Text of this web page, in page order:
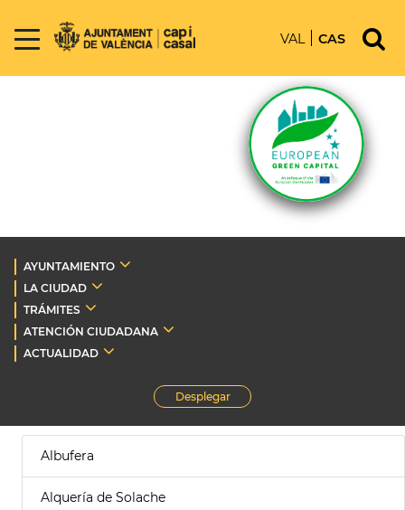
VAL CAS
AYUNTAMIENTO
LA CIUDAD
TRÁMITES
ATENCIÓN CIUDADANA
ACTUALIDAD
Desplegar
Albufera
Alquería de Solache